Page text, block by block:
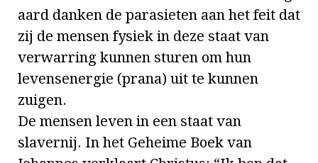
aard danken de parasieten aan het feit dat
zij de mensen fysiek in deze staat van
verwarring kunnen sturen om hun
levensenergie (prana) uit te kunnen
zuigen.
De mensen leven in een staat van
slavernij. In het Geheime Boek van